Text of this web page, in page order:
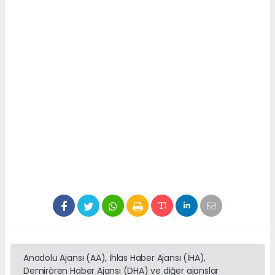
Anadolu Ajansı (AA), İhlas Haber Ajansı (İHA),
Demirören Haber Ajansı (DHA) ve diğer ajanslar